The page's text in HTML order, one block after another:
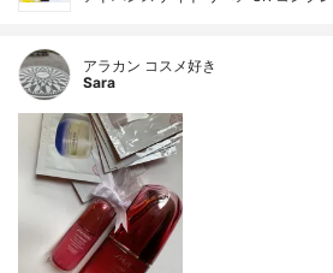
アラカン コスメ好き
Sara